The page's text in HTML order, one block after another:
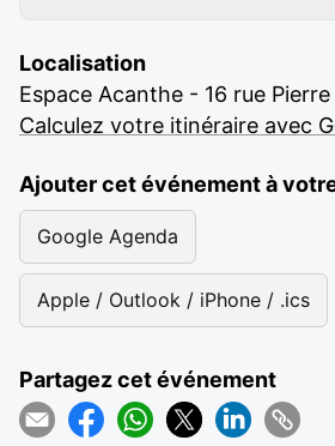
Localisation
Espace Acanthe - 16 rue
Calculez votre itinéraire avec
Ajouter cet événement à
Google Agenda
Apple / Outlook / iPhone / .ics
Partagez cet événement